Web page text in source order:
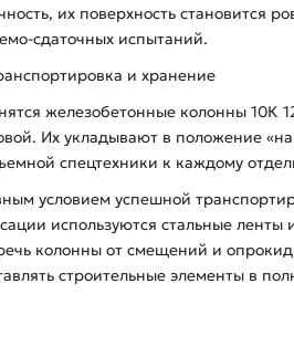
их поверхность становится
сдаточных испытаний.
и хранение
железобетонные колонны 10К
Их укладывают в положение
спецтехники к каждому
условием успешной
используются стальные
колонны от смещений и
строительные элементы в